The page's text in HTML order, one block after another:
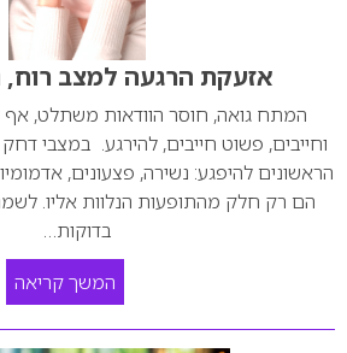
אזעקת הרגעה למצב רוח,
המתח גואה, חוסר הוודאות משתלט, אף
וחייבים, פשוט חייבים, להירגע. במצבי
הראשונים להיפגע: נשירה, פצעונים,
הם רק חלק מהתופעות הנלוות אליו.
בדוקות…
המשך קריאה